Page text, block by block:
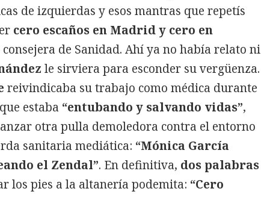
de izquierdas y esos mantras que repetís
cero escaños en Madrid y cero en
consejera de Sanidad. Ahí ya no había relato ni
le sirviera para esconder su vergüenza.
reivindicaba su trabajo como médica durante
estaba “entubando y salvando vidas”,
otra pulla demoledora contra el entorno
sanitaria mediática: “Mónica García
el Zendal”. En definitiva, dos palabras
los pies a la altanería podemita: “Cero